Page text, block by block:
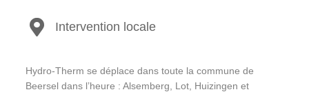
Intervention locale
Hydro-Therm se déplace dans toute la commune de
Beersel dans l’heure : Alsemberg, Lot, Huizingen et